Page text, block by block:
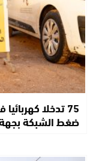
75 تدخلا
ضغط الشبكة